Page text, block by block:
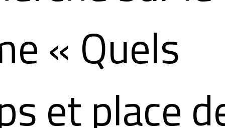
« Quels
et place